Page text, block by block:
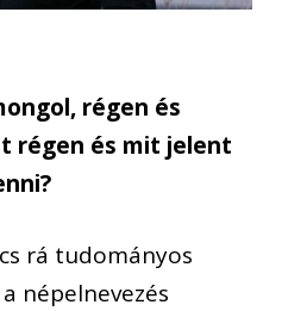
régen és
régen és mit jelent
rá tudományos
népelnevezés